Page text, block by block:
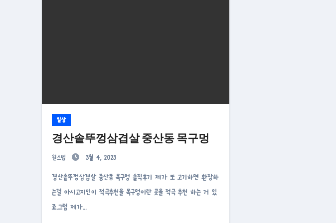
일상
경산솥뚜껑삼겹살 중산동 목구멍
원스텝 3월 4, 2023
경산솥뚜껑삼겹살 중산동 목구멍 솔직후기 제가 또 고기하면 환장하
는걸 아시고지인이 적극추천을 목구멍이란 곳을 적극 추천 하는 거 있
죠.그럼 제가…